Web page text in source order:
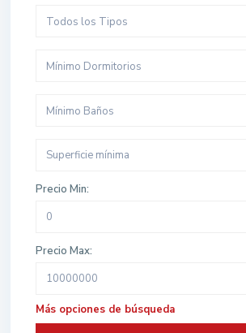
Todos los Tipos
Mínimo Dormitorios
Mínimo Baños
Precio Min:
Precio Max:
Más opciones de búsqueda